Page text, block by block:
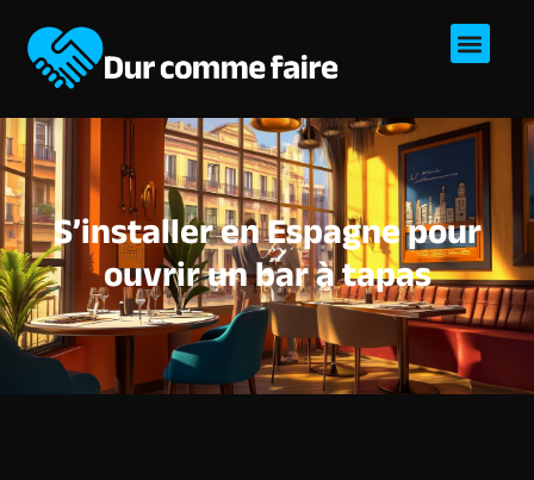
S’installer en Espagne pour
ouvrir un bar à tapas